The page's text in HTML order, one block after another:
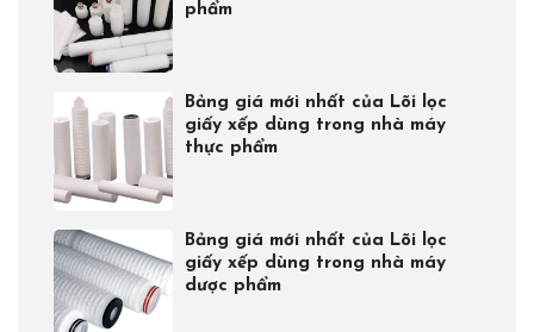
phẩm
Bảng giá mới nhất của Lõi lọc
giấy xếp dùng trong nhà máy
thực phẩm
Bảng giá mới nhất của Lõi lọc
giấy xếp dùng trong nhà máy
dược phẩm